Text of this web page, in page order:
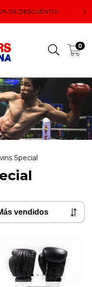
DE DESCUENTO!
0
Special